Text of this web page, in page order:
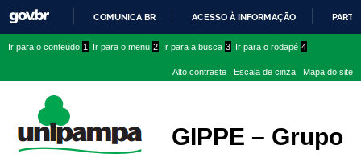
PARA
CONTEÚDO
COMUNICA BR ACESSO À INFORMAÇÃO
conteúdo
menu
superior
menu
Ir para o conteúdo 1 Ir para o menu 2 Ir para a busca 3 Ir para o rodapé 4
Alto contraste Escala de cinza Mapa do site
GIPPE – Grupo